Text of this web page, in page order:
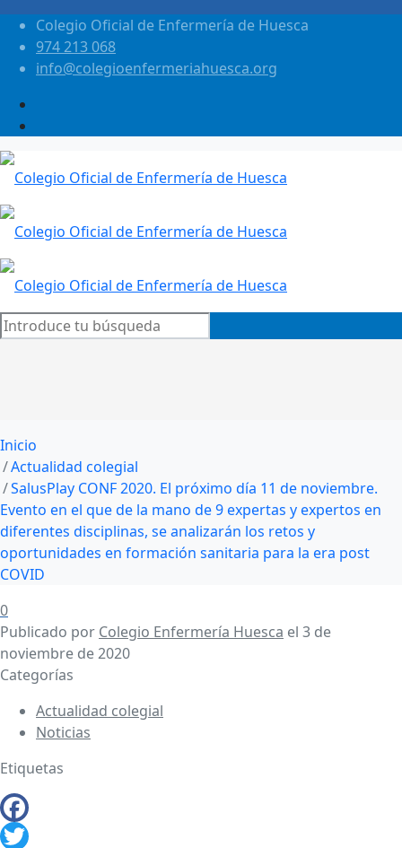
Colegio Oficial de Enfermería de Huesca
974 213 068
info@colegioenfermeriahuesca.org
Inicio
Actualidad colegial
SalusPlay CONF 2020. El próximo día 11 de noviembre.
Evento en el que de la mano de 9 expertas y expertos en
diferentes disciplinas, se analizarán los retos y
oportunidades en formación sanitaria para la era post
COVID
0
Publicado por Colegio Enfermería Huesca el 3 de
noviembre de 2020
Categorías
Actualidad colegial
Noticias
Etiquetas